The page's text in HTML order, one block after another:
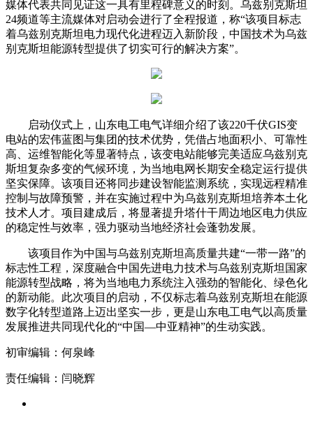
媒体代表共同见证这一具有里程碑意义的时刻。乌兹别克斯坦
24频道等主流媒体对启动会进行了全程报道，称“该项目标志
着乌兹别克斯坦电力现代化进程迈入新阶段，中国技术为乌兹
别克斯坦能源转型提供了切实可行的解决方案”。
启动仪式上，山东电工电气详细介绍了该220千伏GIS变
电站的宏伟蓝图与集团的技术优势，凭借占地面积小、可靠性
高、运维智能化等显著特点，该变电站能够完美适应乌兹别克
斯坦复杂多变的气候环境，为当地电网长期安全稳定运行提供
坚实保障。该项目还将同步建设智能监测系统，实现远程精准
控制与故障预警，并在实施过程中为乌兹别克斯坦培养本土化
技术人才。项目建成后，将显著提升塔什干周边地区电力供应
的稳定性与效率，强力驱动当地经济社会蓬勃发展。
该项目作为中国与乌兹别克斯坦高质量共建“一带一路”的
标志性工程，深度融合中国先进电力技术与乌兹别克斯坦国家
能源转型战略，将为当地电力系统注入强劲的智能化、绿色化
的新动能。此次项目的启动，不仅标志着乌兹别克斯坦在能源
数字化转型道路上迈出坚实一步，更是山东电工电气以高质量
发展推进共同现代化的“中国—中亚精神”的生动实践。
初审编辑：何泉峰
责任编辑：闫晓辉